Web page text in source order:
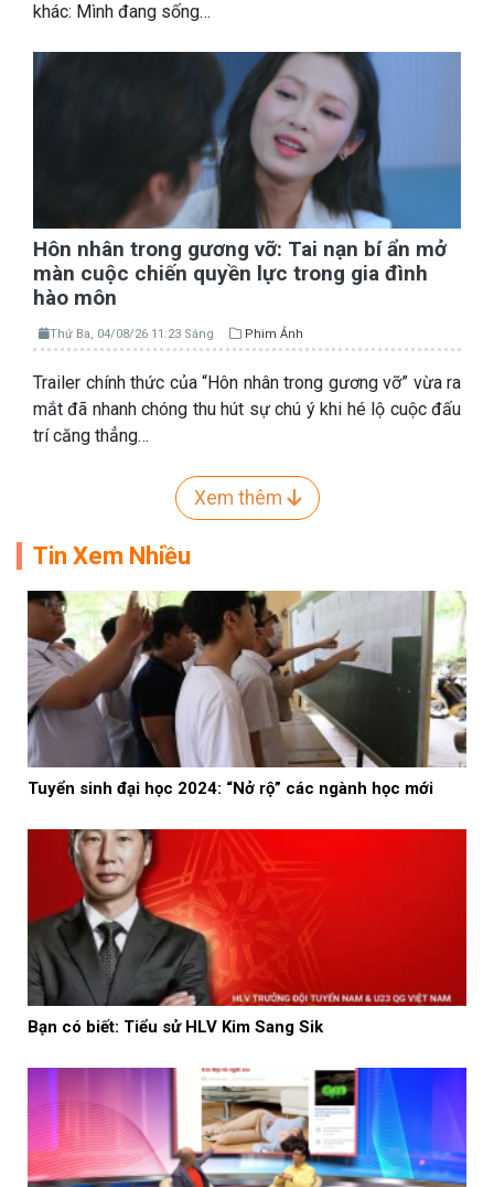
khác: Mình đang sống…
Hôn nhân trong gương vỡ: Tai nạn bí ẩn mở
màn cuộc chiến quyền lực trong gia đình
hào môn
Thứ Ba, 04/08/26 11:23 Sáng Phim Ảnh
Trailer chính thức của “Hôn nhân trong gương vỡ” vừa ra
mắt đã nhanh chóng thu hút sự chú ý khi hé lộ cuộc đấu
trí căng thẳng…
Xem thêm
Tin Xem Nhiều
Tuyển sinh đại học 2024: “Nở rộ” các ngành học mới
Bạn có biết: Tiểu sử HLV Kim Sang Sik